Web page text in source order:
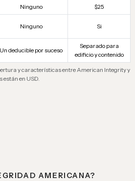
y características entre American Integrity y
están en USD.
Ninguno $25
Ninguno Si
Un deducible por suceso
Separado para
edificio y contenido
AMERICANA?